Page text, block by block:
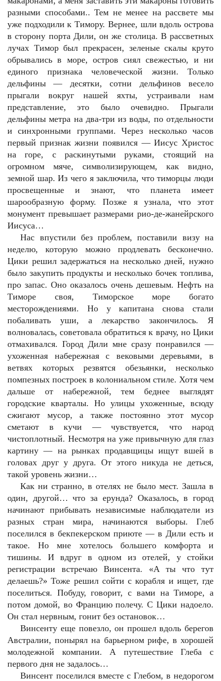
разными способами.. Тем не менее на рассвете мы
уже подходили к Тимору. Вернее, шли вдоль острова
в сторону порта Дили, он же столица. В рассветных
лучах Тимор был прекрасен, зеленые скалы круто
обрывались в море, остров сиял свежестью, и ни
единого признака человеческой жизни. Только
дельфины — десятки, сотни дельфинов весело
прыгали вокруг нашей яхты, устраивали нам
представление, это было очевидно. Прыгали
дельфины метра на два-три из воды, по отдельности
и синхронными группами. Через несколько часов
первый признак жизни появился — Иисус Христос
на горе, с раскинутыми руками, стоящий на
огромном мяче, символизирующем, как видно,
земной шар. Из чего я заключила, что тиморцы люди
просвещенные и знают, что планета имеет
шарообразную форму. Позже я узнала, что этот
монумент превышает размерами рио-де-жанейрского
Иисуса…
Нас впустили без проблем, поставили визу на
неделю, которую можно продлевать бесконечно.
Цики решил задержаться на несколько дней, нужно
было закупить продукты и несколько бочек топлива,
про запас. Оно оказалось очень дешевым. Нефть на
Тиморе своя, Тиморское море богато
месторождениями. Но у капитана снова стали
побаливать уши, а лекарство закончилось. Я
волновалась, советовала обратиться к врачу, но Цики
отмахивался. Город Дили мне сразу понравился —
ухоженная набережная с вековыми деревьями, в
ветвях которых резвятся обезьянки, несколько
помпезных построек в колониальном стиле. Хотя чем
дальше от набережной, тем беднее выглядят
городские кварталы. Но улицы ухоженные, всюду
сжигают мусор, а также постоянно этот мусор
сметают в кучи — чувствуется, что народ
чистоплотный. Несмотря на уже привычную для глаз
картину — на рынках продавщицы ищут вшей в
головах друг у друга. От этого никуда не деться,
такой уровень жизни…
Как ни странно, в отелях не было мест. Зашла в
один, другой… что за ерунда? Оказалось, в город
начинают прибывать независимые наблюдатели из
разных стран мира, начинаются выборы. Глеб
поселился в бекпекерском приюте — в Дили есть и
такое. Но мне хотелось большего комфорта и
тишины. И вдруг в одном из отелей, у стойки
регистрации встречаю Винсента. «А ты что тут
делаешь?» Тоже решил сойти с корабля и ищет, где
поселиться. Побуду, говорит, с вами на Тиморе, а
потом домой, во Францию полечу. С Цики надоело.
Он стал нервным, гонит без остановок…
Винсенту еще повезло, он прошел вдоль берегов
Австралии, понырял на барьерном рифе, в хорошей
молодежной компании. А путешествие Глеба с
первого дня не задалось…
Винсент поселился вместе с Глебом, в недорогом